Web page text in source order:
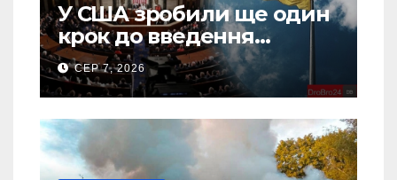
У США зробили ще один
крок до введення
“пекельних санкцій”
проти Росії
СЕР 7, 2026